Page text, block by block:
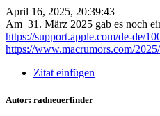
April 16, 2025, 20:39:43
Am 31. März 2025 gab es noch
https://support.apple.com/de-de/
https://www.macrumors.com/
Zitat einfügen
Autor: radneuerfinder